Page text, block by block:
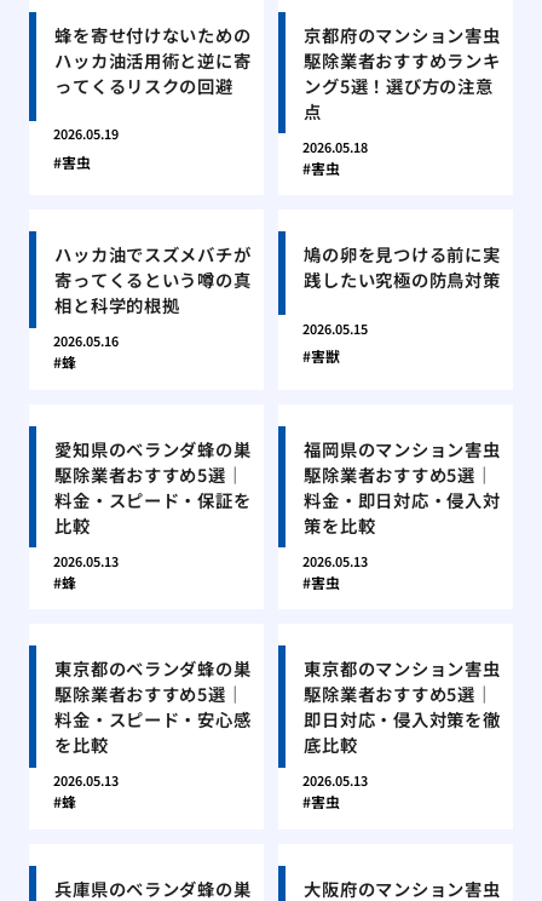
蜂を寄せ付けないための
ハッカ油活用術と逆に寄
ってくるリスクの回避
2026.05.19
害虫
京都府のマンション害虫
駆除業者おすすめランキ
ング5選！選び方の注意
点
2026.05.18
害虫
ハッカ油でスズメバチが
寄ってくるという噂の真
相と科学的根拠
2026.05.16
蜂
鳩の卵を見つける前に実
践したい究極の防鳥対策
2026.05.15
害獣
愛知県のベランダ蜂の巣
駆除業者おすすめ5選｜
料金・スピード・保証を
比較
2026.05.13
蜂
福岡県のマンション害虫
駆除業者おすすめ5選｜
料金・即日対応・侵入対
策を比較
2026.05.13
害虫
東京都のベランダ蜂の巣
駆除業者おすすめ5選｜
料金・スピード・安心感
を比較
2026.05.13
蜂
東京都のマンション害虫
駆除業者おすすめ5選｜
即日対応・侵入対策を徹
底比較
2026.05.13
害虫
兵庫県のベランダ蜂の巣 大阪府のマンション害虫